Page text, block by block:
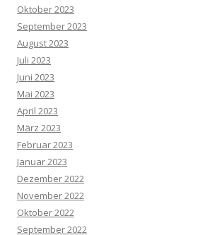
Oktober 2023
September 2023
August 2023
Juli 2023
Juni 2023
Mai 2023
April 2023
März 2023
Februar 2023
Januar 2023
Dezember 2022
November 2022
Oktober 2022
September 2022